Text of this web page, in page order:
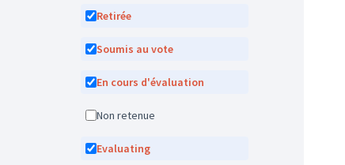
Retirée
Soumis au vote
En cours d'évaluation
Non retenue
Evaluating